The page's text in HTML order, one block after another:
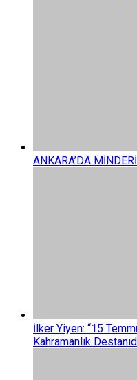
ANKARA’DA
İlker Yiyen: “15
Kahramanlık